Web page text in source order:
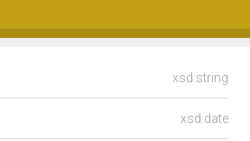
xsd:string
xsd:date